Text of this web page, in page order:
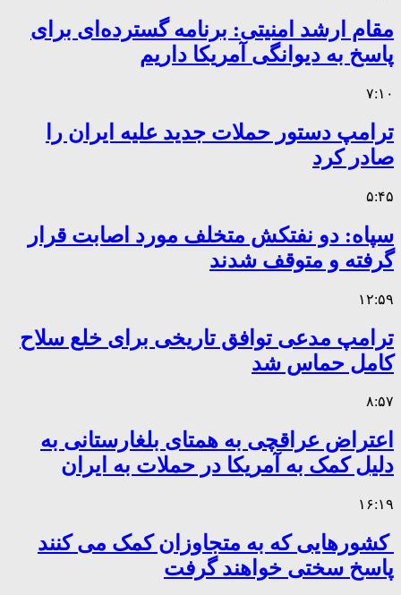
مقام ارشد امنیتی: برنامه گسترده‌ای برای
پاسخ به دیوانگی آمریکا داریم
۷:۱۰
ترامپ دستور حملات جدید علیه ایران را
صادر کرد
۵:۴۵
سپاه: دو نفتکش متخلف مورد اصابت قرار
گرفته و متوقف شدند
۱۲:۵۹
ترامپ مدعی توافق تاریخی برای خلع سلاح
کامل حماس شد
۸:۵۷
اعتراض عراقچی به همتای بلغارستانی به
دلیل کمک به آمریکا در حملات به ایران
۱۶:۱۹
کشورهایی که به متجاوزان کمک می کنند
پاسخ سختی خواهند گرفت